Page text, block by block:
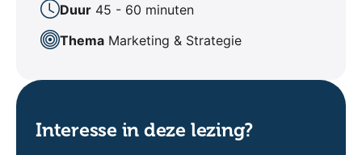
Duur 45 - 60 minuten
Thema Marketing & Strategie
Interesse in deze lezing?